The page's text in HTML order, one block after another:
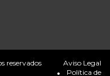
reservados
Aviso Legal
Política de